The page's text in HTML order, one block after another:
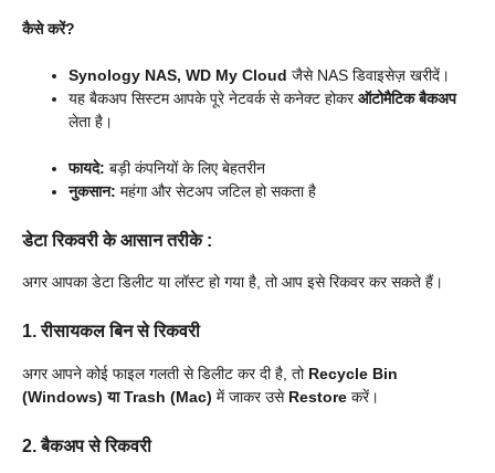
कैसे करें?
Synology NAS, WD My Cloud जैसे NAS डिवाइसेज़ खरीदें।
यह बैकअप सिस्टम आपके पूरे नेटवर्क से कनेक्ट होकरऑटोमैटिक बैकअप
लेता है।
फायदे: बड़ी कंपनियों के लिए बेहतरीन
नुकसान: महंगा और सेटअप जटिल हो सकता है
डेटा रिकवरी के आसान तरीके:
अगर आपका डेटा डिलीट या लॉस्ट हो गया है, तो आप इसे रिकवर कर सकते हैं।
1. रीसायकल बिन से रिकवरी
अगर आपने कोई फाइल गलती से डिलीट कर दी है, तो Recycle Bin
(Windows) या Trash (Mac) में जाकर उसे Restore करें।
2. बैकअप से रिकवरी